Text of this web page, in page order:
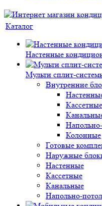
Каталог
Настенные
Мульти сплит-
Внутренние
Кассетные
Колонные
Готовые
Наружные
Настенные
Кассетные
Канальные
Напольно-